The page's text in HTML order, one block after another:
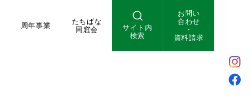
周年事業
たちばな
同窓会
サイト内
検索
お問い
合わせ
・
資料請求